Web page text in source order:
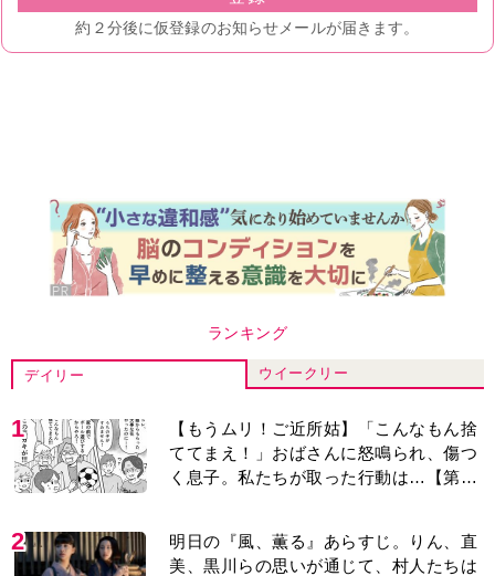
ランキング
デイリー ウイークリー
1
【もうムリ！ご近所姑】「こんなもん捨
ててまえ！」おばさんに怒鳴られ、傷つ
く息子。私たちが取った行動は…【第3
2
明日の『風、薫る』あらすじ。りん、直
美、黒川らの思いが通じて、村人たちは